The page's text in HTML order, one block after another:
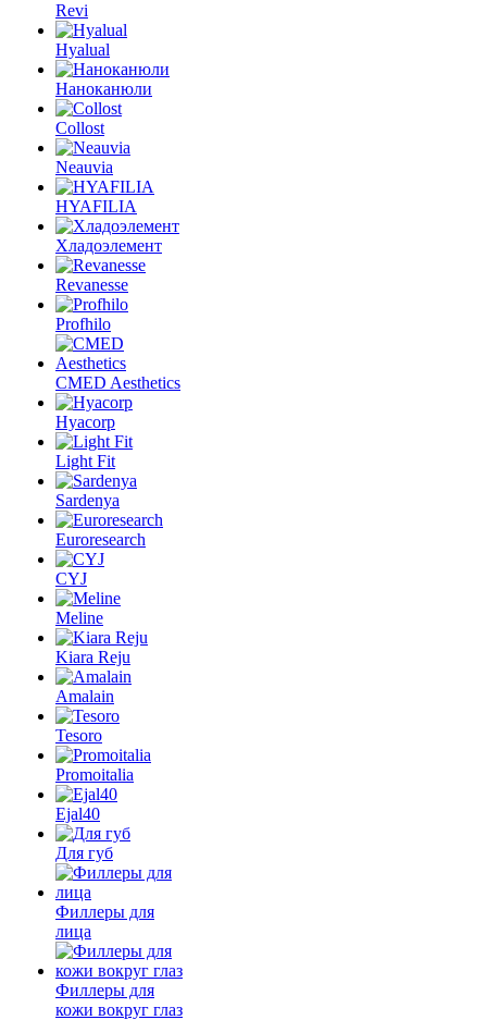
Revi
Hyalual
Наноканюли
Collost
Neauvia
HYAFILIA
Хладоэлемент
Revanesse
Profhilo
CMED Aesthetics
Hyacorp
Light Fit
Sardenya
Euroresearch
CYJ
Meline
Kiara Reju
Amalain
Tesoro
Promoitalia
Ejal40
Для губ
Филлеры для
лица
Филлеры для
кожи вокруг глаз